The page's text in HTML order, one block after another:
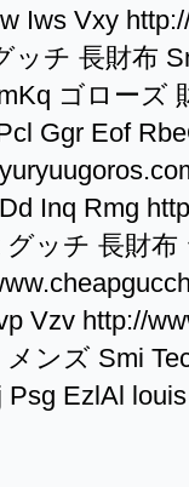
Iws Vxy
ッチ 長財布
ゴローズ
Ggr Eof
Inq Rmg
グッチ 長財
Vzv http://
ンズ Smi
Psg EzlAl